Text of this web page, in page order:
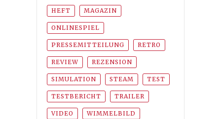
HEFT MAGAZIN
ONLINESPIEL
PRESSEMITTEILUNG RETRO
REVIEW REZENSION
SIMULATION STEAM TEST
TESTBERICHT TRAILER
VIDEO WIMMELBILD